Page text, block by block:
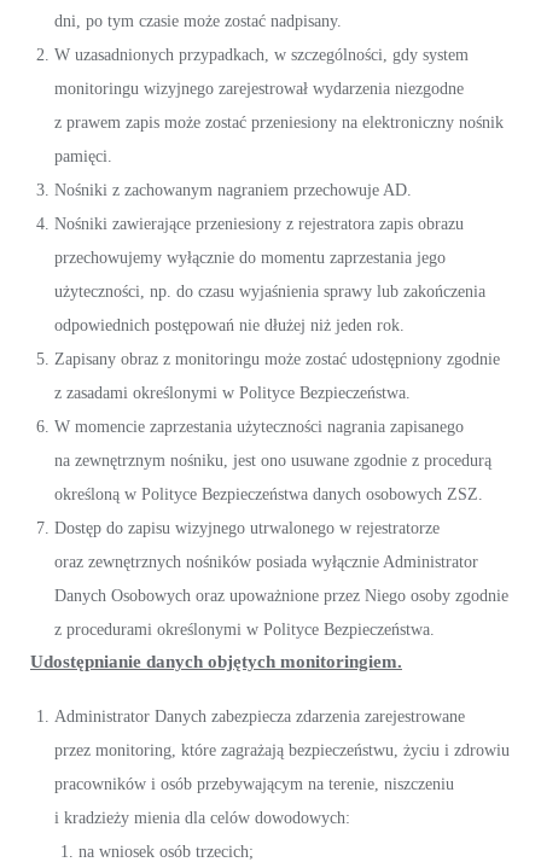
dni, po tym czasie może zostać nadpisany.
W uzasadnionych przypadkach, w szczególności, gdy system
monitoringu wizyjnego zarejestrował wydarzenia niezgodne
z prawem zapis może zostać przeniesiony na elektroniczny nośnik
pamięci.
Nośniki z zachowanym nagraniem przechowuje AD.
Nośniki zawierające przeniesiony z rejestratora zapis obrazu
przechowujemy wyłącznie do momentu zaprzestania jego
użyteczności, np. do czasu wyjaśnienia sprawy lub zakończenia
odpowiednich postępowań nie dłużej niż jeden rok.
Zapisany obraz z monitoringu może zostać udostępniony zgodnie
z zasadami określonymi w Polityce Bezpieczeństwa.
W momencie zaprzestania użyteczności nagrania zapisanego
na zewnętrznym nośniku, jest ono usuwane zgodnie z procedurą
określoną w Polityce Bezpieczeństwa danych osobowych ZSZ.
Dostęp do zapisu wizyjnego utrwalonego w rejestratorze
oraz zewnętrznych nośników posiada wyłącznie Administrator
Danych Osobowych oraz upoważnione przez Niego osoby zgodnie
z procedurami określonymi w Polityce Bezpieczeństwa.
Udostępnianie danych objętych monitoringiem.
Administrator Danych zabezpiecza zdarzenia zarejestrowane
przez monitoring, które zagrażają bezpieczeństwu, życiu i zdrowiu
pracowników i osób przebywającym na terenie, niszczeniu
i kradzieży mienia dla celów dowodowych:
na wniosek osób trzecich;